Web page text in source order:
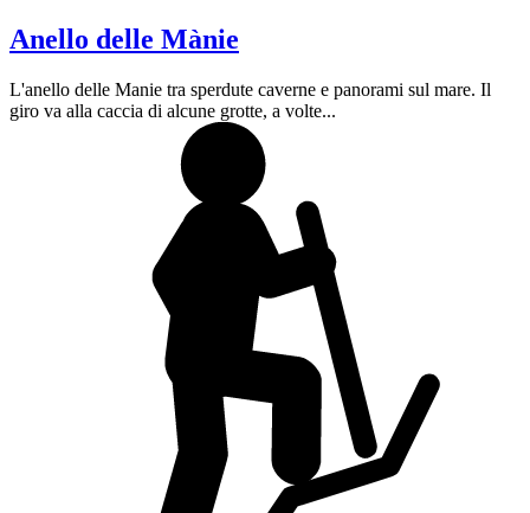
Anello delle Mànie
L'anello delle Manie tra sperdute caverne e panorami sul mare. Il
giro va alla caccia di alcune grotte, a volte...